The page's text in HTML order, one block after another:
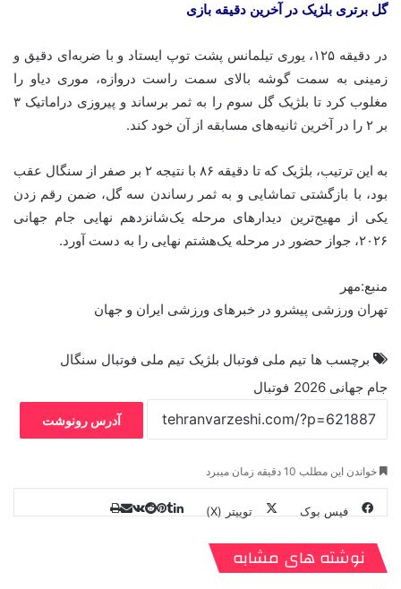
گل برتری بلژیک در آخرین دقیقه بازی
در دقیقه ۱۲۵، یوری تیلمانس پشت توپ ایستاد و با ضربه‌ای دقیق و
زمینی به سمت گوشه بالای سمت راست دروازه، موری دیاو را
مغلوب کرد تا بلژیک گل سوم را به ثمر برساند و پیروزی دراماتیک ۳
بر ۲ را در آخرین ثانیه‌های مسابقه از آن خود کند.
به این ترتیب، بلژیک که تا دقیقه ۸۶ با نتیجه ۲ بر صفر از سنگال عقب
بود، با بازگشتی تماشایی و به ثمر رساندن سه گل، ضمن رقم زدن
یکی از مهیج‌ترین دیدارهای مرحله یک‌شانزدهم نهایی جام جهانی
۲۰۲۶، جواز حضور در مرحله یک‌هشتم نهایی را به دست آورد.
منبع:مهر
تهران ورزشی پیشرو در خبرهای ورزشی ایران و جهان
برچسب ها تیم ملی فوتبال بلژیک تیم ملی فوتبال سنگال
جام جهانی 2026
فوتبال
آدرس رونوشت
خواندن این مطلب 10 دقیقه زمان میبرد
فیس بوک توییتر (X)
نوشته های مشابه